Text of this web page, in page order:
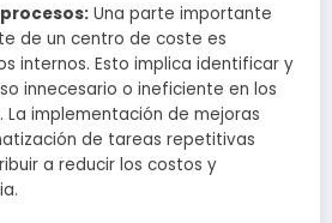
Una parte importante
de un centro de coste es
internos. Esto implica identificar y
innecesario o ineficiente en los
implementación de mejoras
de tareas repetitivas
a reducir los costos y